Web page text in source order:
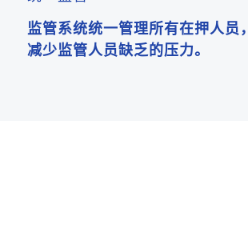
监管系统统一管理所有在押人员，
减少监管人员缺乏的压力。